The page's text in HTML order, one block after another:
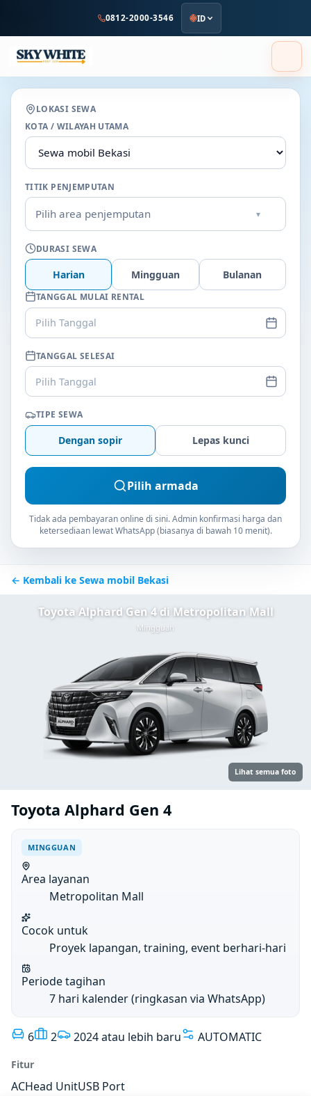
utama
0812-2000-3546 ID
LOKASI SEWA
KOTA / WILAYAH UTAMA
TITIK PENJEMPUTAN
Pilih area penjemputan ▾
DURASI SEWA
Harian Mingguan Bulanan
TANGGAL MULAI RENTAL
Pilih Tanggal
TANGGAL SELESAI
Pilih Tanggal
TIPE SEWA
Dengan sopir Lepas kunci
Pilih armada
Tidak ada pembayaran online di sini. Admin konfirmasi harga dan
ketersediaan lewat WhatsApp (biasanya di bawah 10 menit).
← Kembali ke Sewa mobil Bekasi
Toyota Alphard Gen 4 di Metropolitan Mall
Mingguan
Lihat semua foto
Toyota Alphard Gen 4
MINGGUAN
Area layanan
Metropolitan Mall
Cocok untuk
Proyek lapangan, training, event berhari-hari
Periode tagihan
7 hari kalender (ringkasan via WhatsApp)
6 2 2024 atau lebih baru AUTOMATIC
Fitur
ACHead UnitUSB Port